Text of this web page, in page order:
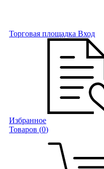
Торговая площадка Вход
Избранное
Товаров (0)